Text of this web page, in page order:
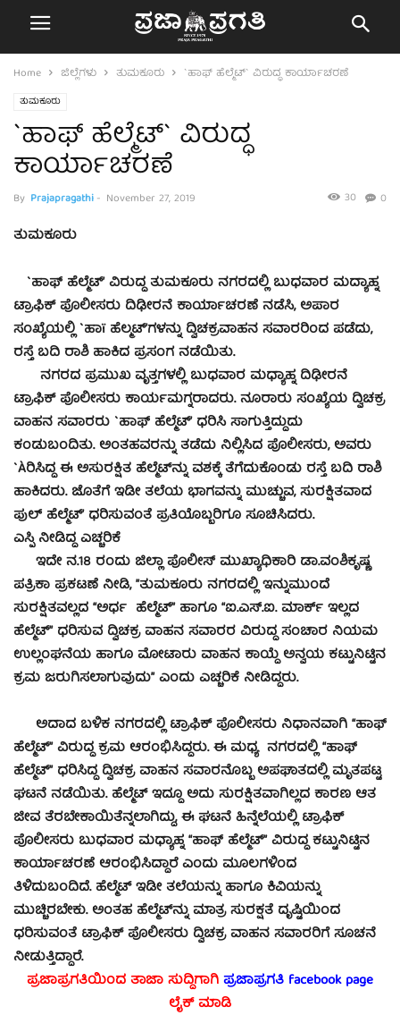
Home ಜಿಲ್ಲೆಗಳು ತುಮಕೂರು `ಹಾಫ್ ಹೆಲ್ಮೆಟ್` ವಿರುದ್ಧ ಕಾರ್ಯಾಚರಣೆ
ತುಮಕೂರು
`ಹಾಫ್ ಹೆಲ್ಮೆಟ್` ವಿರುದ್ಧ
ಕಾರ್ಯಾಚರಣೆ
By Prajapragathi- November 27, 2019 0
30
ತುಮಕೂರು
`ಹಾಫ್ ಹೆಲ್ಮೆಟ್’ ವಿರುದ್ಧ ತುಮಕೂರು ನಗರದಲ್ಲಿ ಬುಧವಾರ ಮದ್ಯಾಹ್ನ
ಟ್ರಾಫಿಕ್ ಪೊಲೀಸರು ದಿಢೀರನೆ ಕಾರ್ಯಾಚರಣೆ ನಡೆಸಿ, ಅಪಾರ
ಸಂಖ್ಯೆಯಲ್ಲಿ `ಹಾï ಹೆಲ್ಮಟ್’ಗಳನ್ನು ದ್ವಿಚಕ್ರವಾಹನ ಸವಾರರಿಂದ ಪಡೆದು,
ರಸ್ತೆ ಬದಿ ರಾಶಿ ಹಾಕಿದ ಪ್ರಸಂಗ ನಡೆಯಿತು.
ನಗರದ ಪ್ರಮುಖ ವೃತ್ತಗಳಲ್ಲಿ ಬುಧವಾರ ಮಧ್ಯಾಹ್ನ ದಿಢೀರನೆ
ಟ್ರಾಫಿಕ್ ಪೊಲೀಸರು ಕಾರ್ಯಮಗ್ನರಾದರು. ನೂರಾರು ಸಂಖ್ಯೆಯ ದ್ವಿಚಕ್ರ
ವಾಹನ ಸವಾರರು `ಹಾಫ್ ಹೆಲ್ಮೆಟ್’ ಧರಿಸಿ ಸಾಗುತ್ತಿದ್ದುದು
ಕಂಡುಬಂದಿತು. ಅಂತಹವರನ್ನು ತಡೆದು ನಿಲ್ಲಿಸಿದ ಪೊಲೀಸರು, ಅವರು
`Àರಿಸಿದ್ದ ಈ ಅಸುರಕ್ಷಿತ ಹೆಲ್ಮೆಟ್‍ನ್ನು ವಶಕ್ಕೆ ತೆಗೆದುಕೊಂಡು ರಸ್ತೆ ಬದಿ ರಾಶಿ
ಹಾಕಿದರು. ಜೊತೆಗೆ ಇಡೀ ತಲೆಯ ಭಾಗವನ್ನು ಮುಚ್ಚುವ, ಸುರಕ್ಷಿತವಾದ
ಪುಲ್ ಹೆಲ್ಮೆಟ್’ ಧರಿಸುವಂತೆ ಪ್ರತಿಯೊಬ್ಬರಿಗೂ ಸೂಚಿಸಿದರು.
ಎಸ್ಪಿ ನೀಡಿದ್ದ ಎಚ್ಚರಿಕೆ
ಇದೇ ನ.18 ರಂದು ಜಿಲ್ಲಾ ಪೊಲೀಸ್ ಮುಖ್ಯಾಧಿಕಾರಿ ಡಾ.ವಂಶಿಕೃಷ್ಣ
ಪತ್ರಿಕಾ ಪ್ರಕಟಣೆ ನೀಡಿ, ”ತುಮಕೂರು ನಗರದಲ್ಲಿ ಇನ್ನುಮುಂದೆ
ಸುರಕ್ಷಿತವಲ್ಲದ “ಅರ್ಧ ಹೆಲ್ಮೆಟ್” ಹಾಗೂ “ಐ.ಎಸ್.ಐ. ಮಾರ್ಕ್ ಇಲ್ಲದ
ಹೆಲ್ಮೆಟ್” ಧರಿಸುವ ದ್ವಿಚಕ್ರ ವಾಹನ ಸವಾರರ ವಿರುದ್ಧ ಸಂಚಾರ ನಿಯಮ
ಉಲ್ಲಂಘನೆಯ ಹಾಗೂ ಮೋಟಾರು ವಾಹನ ಕಾಯ್ದೆ ಅನ್ವಯ ಕಟ್ಟುನಿಟ್ಟಿನ
ಕ್ರಮ ಜರುಗಿಸಲಾಗುವುದು” ಎಂದು ಎಚ್ಚರಿಕೆ ನೀಡಿದ್ದರು.
ಅದಾದ ಬಳಿಕ ನಗರದಲ್ಲಿ ಟ್ರಾಫಿಕ್ ಪೊಲೀಸರು ನಿಧಾನವಾಗಿ “ಹಾಫ್
ಹೆಲ್ಮೆಟ್” ವಿರುದ್ಧ ಕ್ರಮ ಆರಂಭಿಸಿದ್ದರು. ಈ ಮಧ್ಯ ನಗರದಲ್ಲಿ “ಹಾಫ್
ಹೆಲ್ಮೆಟ್” ಧರಿಸಿದ್ದ ದ್ವಿಚಕ್ರ ವಾಹನ ಸವಾರನೊಬ್ಬ ಅಪಘಾತದಲ್ಲಿ ಮೃತಪಟ್ಟ
ಘಟನೆ ನಡೆಯಿತು. ಹೆಲ್ಮೆಟ್ ಇದ್ದೂ ಅದು ಸುರಕ್ಷಿತವಾಗಿಲ್ಲದ ಕಾರಣ ಆತ
ಜೀವ ತೆರಬೇಕಾಯಿತೆನ್ನಲಾಗಿದ್ದು, ಈ ಘಟನೆ ಹಿನ್ನೆಲೆಯಲ್ಲಿ ಟ್ರಾಫಿಕ್
ಪೊಲೀಸರು ಬುಧವಾರ ಮಧ್ಯಾಹ್ನ “ಹಾಫ್ ಹೆಲ್ಮೆಟ್” ವಿರುದ್ಧ ಕಟ್ಟುನಿಟ್ಟಿನ
ಕಾರ್ಯಾಚರಣೆ ಆರಂಭಿಸಿದ್ದಾರೆ ಎಂದು ಮೂಲಗಳಿಂದ
ತಿಳಿದುಬಂದಿದೆ.ಹೆಲ್ಮೆಟ್ ಇಡೀ ತಲೆಯನ್ನು ಹಾಗೂ ಕಿವಿಯನ್ನು
ಮುಚ್ಚಿರಬೇಕು. ಅಂತಹ ಹೆಲ್ಮೆಟ್‍ನ್ನು ಮಾತ್ರ ಸುರಕ್ಷತೆ ದೃಷ್ಟಿಯಿಂದ
ಧರಿಸುವಂತೆ ಟ್ರಾಫಿಕ್ ಪೊಲೀಸರು ದ್ವಿಚಕ್ರ ವಾಹನ ಸವಾರರಿಗೆ ಸೂಚನೆ
ನೀಡುತ್ತಿದ್ದಾರೆ.
ಪ್ರಜಾಪ್ರಗತಿಯಿಂದ ತಾಜಾ ಸುದ್ದಿಗಾಗಿಪ್ರಜಾಪ್ರಗತಿ facebook page
ಲೈಕ್ ಮಾಡಿ